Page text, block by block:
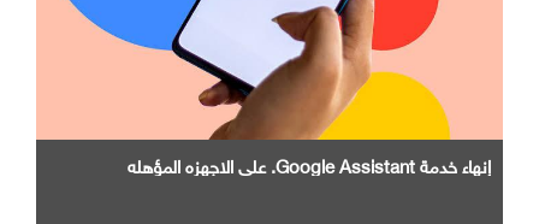
إنهاء خدمة Google Assistant. علي الاجهزه المؤهله